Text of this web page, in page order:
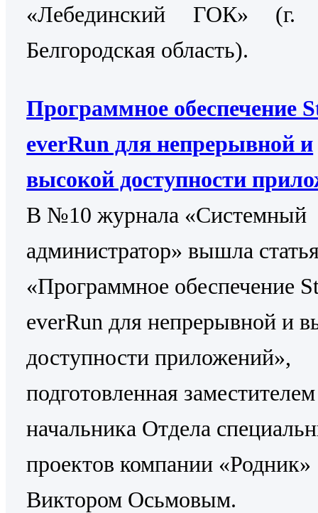
«Лебединский ГОК» (г.
Белгородская область).
Программное обеспечение
everRun для непрерывной и
высокой доступности
В №10 журнала «Системный
администратор» вышла
«Программное обеспечение
everRun для непрерывной и
доступности приложений»,
подготовленная заместителем
начальника Отдела
проектов компании «Родник»
Виктором Осьмовым.